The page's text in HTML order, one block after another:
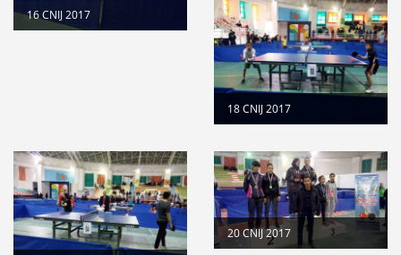
16 CNIJ 2017
18 CNIJ 2017
20 CNIJ 2017